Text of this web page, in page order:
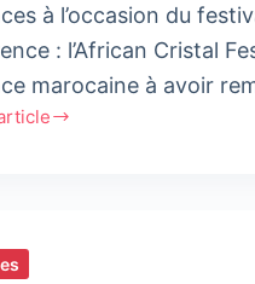
à l’occasion du
: l’African Cristal
marocaine à avoir